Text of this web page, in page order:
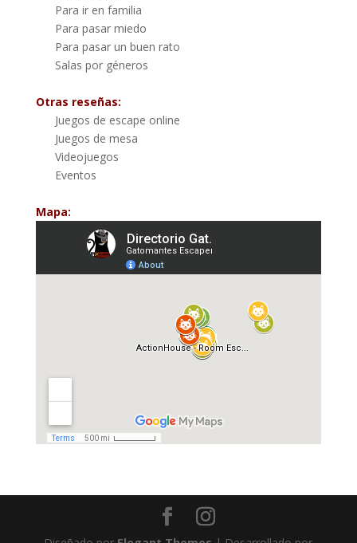
Para ir en familia
Para pasar miedo
Para pasar un buen rato
Salas por géneros
Otras reseñas:
Juegos de escape online
Juegos de mesa
Videojuegos
Eventos
Mapa: